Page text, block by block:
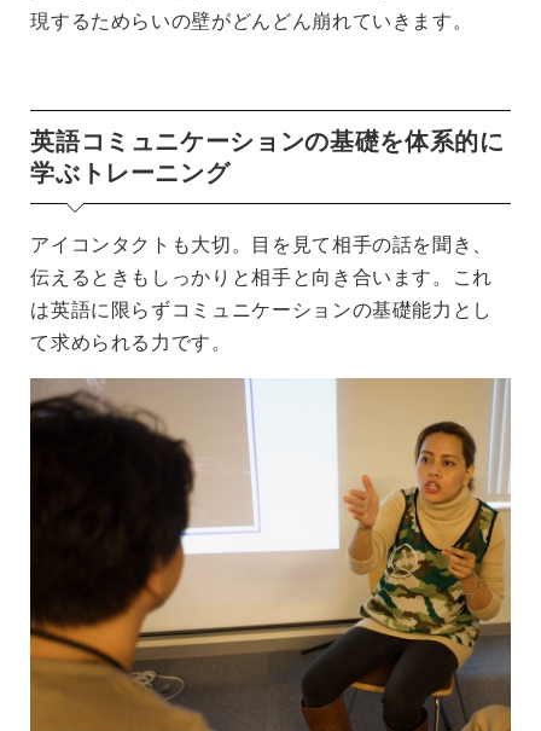
現するためらいの壁がどんどん崩れていきます。
英語コミュニケーションの基礎を体系的に
学ぶトレーニング
アイコンタクトも大切。目を見て相手の話を聞き、
伝えるときもしっかりと相手と向き合います。これ
は英語に限らずコミュニケーションの基礎能力とし
て求められる力です。